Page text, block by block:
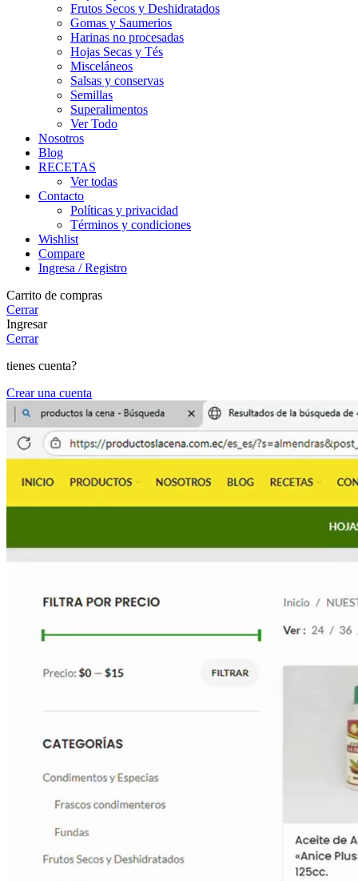
Frutos Secos y Deshidratados
Gomas y Saumerios
Harinas no procesadas
Hojas Secas y Tés
Misceláneos
Salsas y conservas
Semillas
Superalimentos
Ver Todo
Nosotros
Blog
RECETAS
Ver todas
Contacto
Políticas y privacidad
Términos y condiciones
Wishlist
Compare
Ingresa / Registro
Carrito de compras
Cerrar
Ingresar
Cerrar
tienes cuenta?
Crear una cuenta